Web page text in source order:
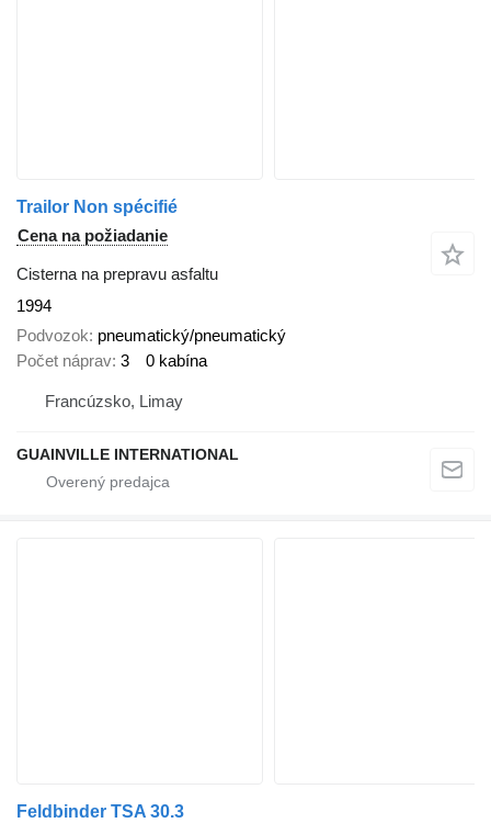
Trailor Non spécifié
Cena na požiadanie
Cisterna na prepravu asfaltu
1994
Podvozok pneumatický/pneumatický
Počet náprav 3 0 kabína
Francúzsko, Limay
GUAINVILLE INTERNATIONAL
Feldbinder TSA 30.3